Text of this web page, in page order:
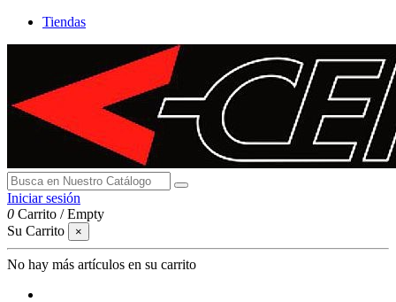
Tiendas
Iniciar sesión
0 Carrito /Empty
Su Carrito
×
No hay más artículos en su carrito